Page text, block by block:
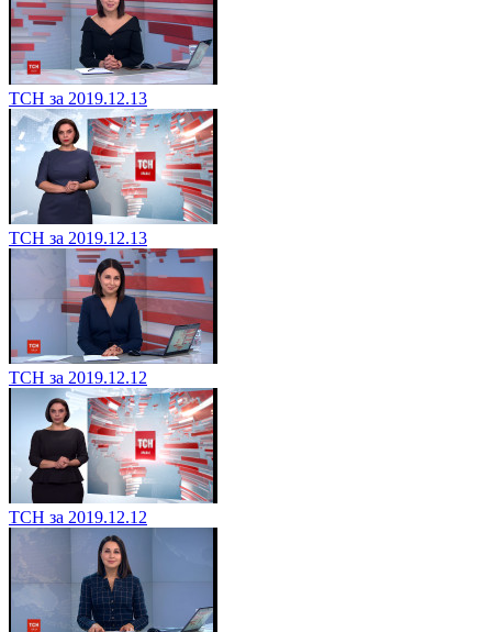
ТСН за 2019.12.13
ТСН за 2019.12.13
ТСН за 2019.12.12
ТСН за 2019.12.12